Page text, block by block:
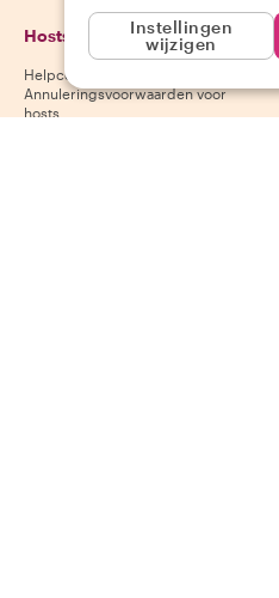
Hosts
Helpcentrum voor hosts
Annuleringsvoorwaarden voor
hosts
Instellingen
wijzigen